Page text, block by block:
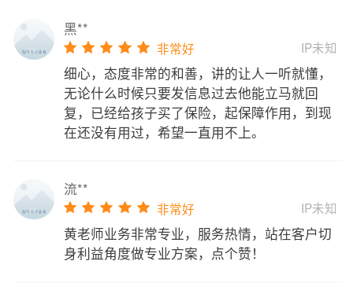
黑**
非常好 IP未知
细心，态度非常的和善，讲的让人一听就懂，
无论什么时候只要发信息过去他能立马就回
复，已经给孩子买了保险，起保障作用，到现
在还没有用过，希望一直用不上。
流**
非常好 IP未知
黄老师业务非常专业，服务热情，站在客户切
身利益角度做专业方案，点个赞！